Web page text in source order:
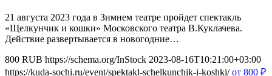
21 августа 2023 года в Зимнем театре пройдет спектакль
«Щелкунчик и кошки» Московского театра В.Куклачева.
Действие развертывается в новогодние…
800 RUB https://schema.org/InStock 2023-08-16T10:21:00+03:00
https://kuda-sochi.ru/event/spektakl-schelkunchik-i-koshki/ от 800 ₽